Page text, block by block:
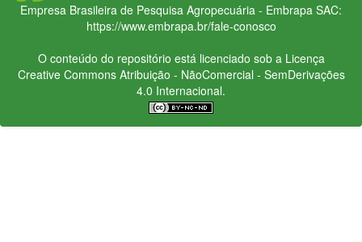
Empresa Brasileira de Pesquisa Agropecuária - Embrapa SAC:
https://www.embrapa.br/fale-conosco
O conteúdo do repositório está licenciado sob a Licença
Creative CommonsAtribuição - NãoComercial - SemDerivações
4.0 Internacional.